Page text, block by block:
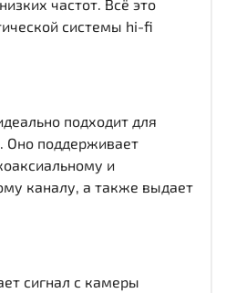
частот. Всё это
системы hi-fi
подходит для
Оно поддерживает
и
каналу, а также выдает
сигнал с камеры